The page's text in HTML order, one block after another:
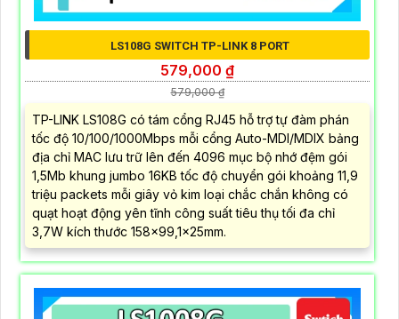
LS108G SWITCH TP-LINK 8 PORT
579,000 ₫
579,000 ₫
TP-LINK LS108G có tám cổng RJ45 hỗ trợ tự đàm phán
tốc độ 10/100/1000Mbps mỗi cổng Auto-MDI/MDIX bảng
địa chỉ MAC lưu trữ lên đến 4096 mục bộ nhớ đệm gói
1,5Mb khung jumbo 16KB tốc độ chuyển gói khoảng 11,9
triệu packets mỗi giây vỏ kim loại chắc chắn không có
quạt hoạt động yên tĩnh công suất tiêu thụ tối đa chỉ
3,7W kích thước 158×99,1×25mm.